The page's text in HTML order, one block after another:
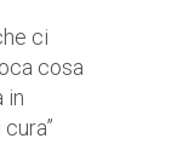
ci
cosa
in